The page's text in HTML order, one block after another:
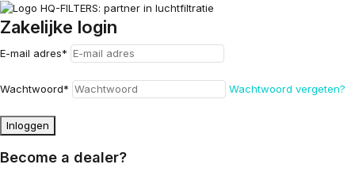
Zakelijke login
E-mail adres*
Wachtwoord* Wachtwoord vergeten?
Inloggen
Become a dealer?